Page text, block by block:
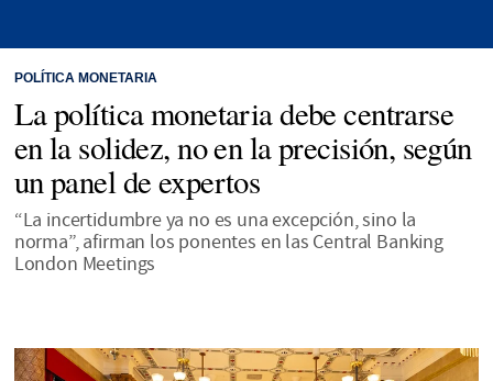
POLÍTICA MONETARIA
La política monetaria debe centrarse
en la solidez, no en la precisión, según
un panel de expertos
“La incertidumbre ya no es una excepción, sino la
norma”, afirman los ponentes en las Central Banking
London Meetings